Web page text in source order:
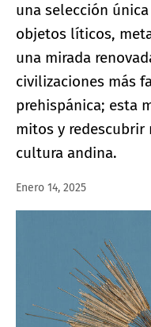
una selección
objetos líticos,
una mirada
civilizaciones más
prehispánica; esta
mitos y redescubrir
cultura andina.
Enero 14, 2025